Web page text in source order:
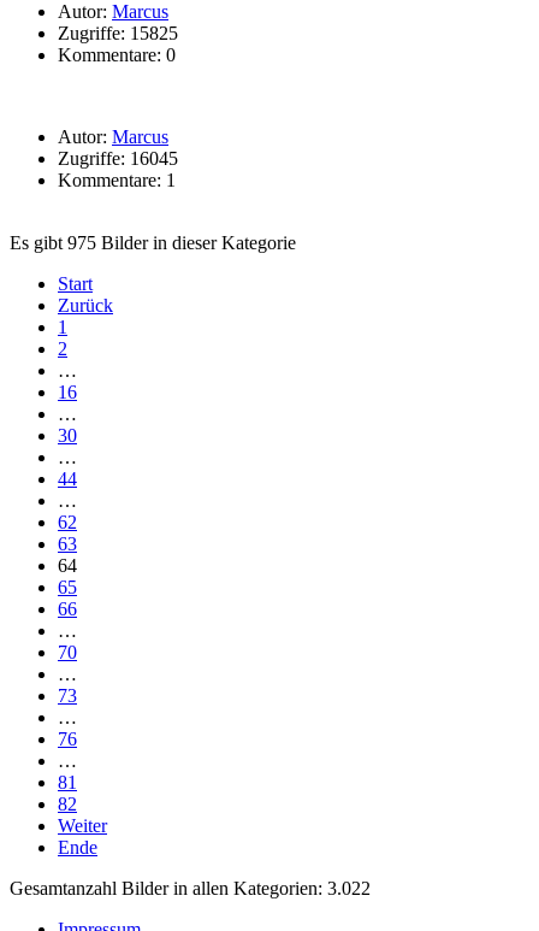
Autor: Marcus
Zugriffe: 15825
Kommentare: 0
Autor: Marcus
Zugriffe: 16045
Kommentare: 1
Es gibt 975 Bilder in dieser Kategorie
Start
Zurück
1
2
…
16
…
30
…
44
…
62
63
64
65
66
…
70
…
73
…
76
…
81
82
Weiter
Ende
Gesamtanzahl Bilder in allen Kategorien: 3.022